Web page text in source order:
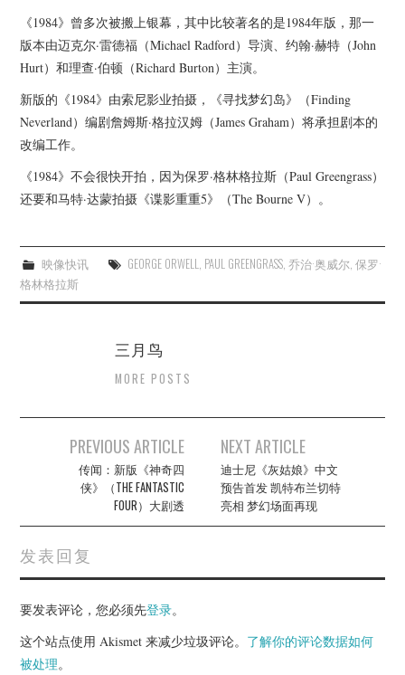
《1984》曾多次被搬上银幕，其中比较著名的是1984年版，那一
版本由迈克尔·雷德福（Michael Radford）导演、约翰·赫特（John
Hurt）和理查·伯顿（Richard Burton）主演。
新版的《1984》由索尼影业拍摄，《寻找梦幻岛》（Finding
Neverland）编剧詹姆斯·格拉汉姆（James Graham）将承担剧本的
改编工作。
《1984》不会很快开拍，因为保罗·格林格拉斯（Paul Greengrass）
还要和马特·达蒙拍摄《谍影重重5》（The Bourne V）。
映像快讯 GEORGE ORWELL, PAUL GREENGRASS, 乔治·奥威尔, 保罗·
格林格拉斯
三月鸟
MORE POSTS
navigation
PREVIOUS ARTICLE
传闻：新版《神奇四
侠》（THE FANTASTIC
FOUR）大剧透
NEXT ARTICLE
迪士尼《灰姑娘》中文
预告首发 凯特布兰切特
亮相 梦幻场面再现
发表回复
要发表评论，您必须先登录。
这个站点使用 Akismet 来减少垃圾评论。 了解你的评论数据如何
被处理。